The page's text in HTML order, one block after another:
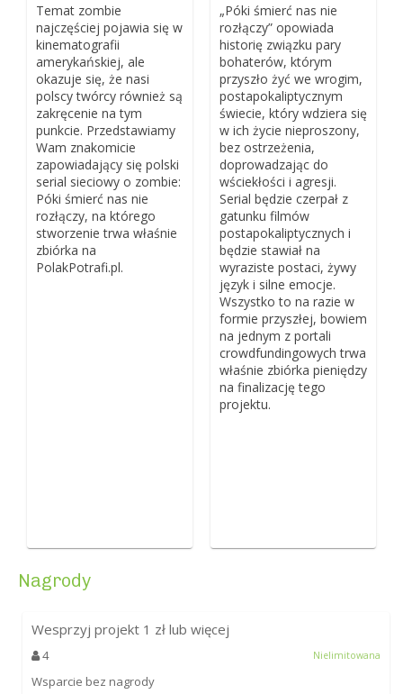
Temat zombie
najczęściej pojawia się w
kinematografii
amerykańskiej, ale
okazuje się, że nasi
polscy twórcy również są
zakręcenie na tym
punkcie. Przedstawiamy
Wam znakomicie
zapowiadający się polski
serial sieciowy o zombie:
Póki śmierć nas nie
rozłączy, na którego
stworzenie trwa właśnie
zbiórka na
PolakPotrafi.pl.
„Póki śmierć nas nie
rozłączy” opowiada
historię związku pary
bohaterów, którym
przyszło żyć we wrogim,
postapokaliptycznym
świecie, który wdziera się
w ich życie nieproszony,
bez ostrzeżenia,
doprowadzając do
wściekłości i agresji.
Serial będzie czerpał z
gatunku filmów
postapokaliptycznych i
będzie stawiał na
wyraziste postaci, żywy
język i silne emocje.
Wszystko to na razie w
formie przyszłej, bowiem
na jednym z portali
crowdfundingowych trwa
właśnie zbiórka pieniędzy
na finalizację tego
projektu.
Nagrody
Wesprzyj projekt 1 zł lub więcej
4 Nielimitowana
Wsparcie bez nagrody